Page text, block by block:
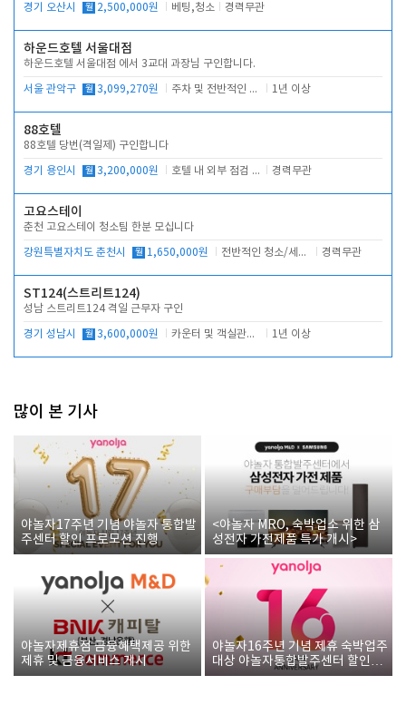
경기 오산시 월 2,500,000원 베팅,청소 경력무관
하운드호텔 서울대점
하운드호텔 서울대점 에서 3교대 과장님 구인합니다.
서울 관악구 월 3,099,270원 주차 및 전반적인 당번업무 1년 이상
88호텔
88호텔 당번(격일제) 구인합니다
경기 용인시 월 3,200,000원 호텔 내 외부 점검 및 프런트 운영 경력무관
고요스테이
춘천 고요스테이 청소팀 한분 모십니다
강원특별자치도 춘천시 월 1,650,000원 전반적인 청소/세탁업무 경력무관
ST124(스트리트124)
성남 스트리트124 격일 근무자 구인
경기 성남시 월 3,600,000원 카운터 및 객실관리 전반 1년 이상
많이 본 기사
야놀자17주년 기념 야놀자 통합발
주센터 할인 프로모션 진행
<야놀자 MRO, 숙박업소 위한 삼
성전자 가전제품 특가 개시>
야놀자제휴점 금융혜택제공 위한
제휴 및 금융서비스 게시
야놀자16주년 기념 제휴 숙박업주
대상 야놀자통합발주센터 할인쿠
폰 증정